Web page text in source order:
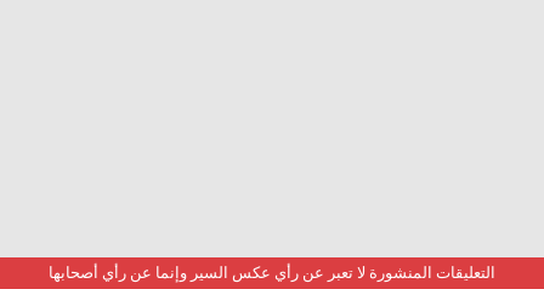
التعليقات المنشورة لا تعبر عن رأي عكس السير وإنما عن رأي أصحابها